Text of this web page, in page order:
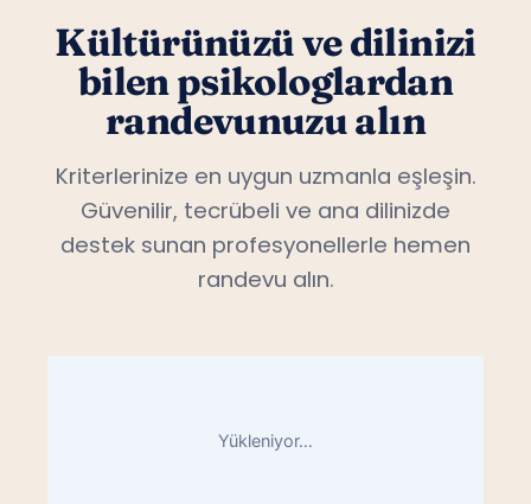
Kültürünüzü ve dilinizi
bilen psikologlardan
randevunuzu alın
Kriterlerinize en uygun uzmanla eşleşin.
Güvenilir, tecrübeli ve ana dilinizde
destek sunan profesyonellerle hemen
randevu alın.